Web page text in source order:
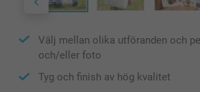
Välj mellan olika utföranden och
och/eller foto
Tyg och finish av hög kvalitet